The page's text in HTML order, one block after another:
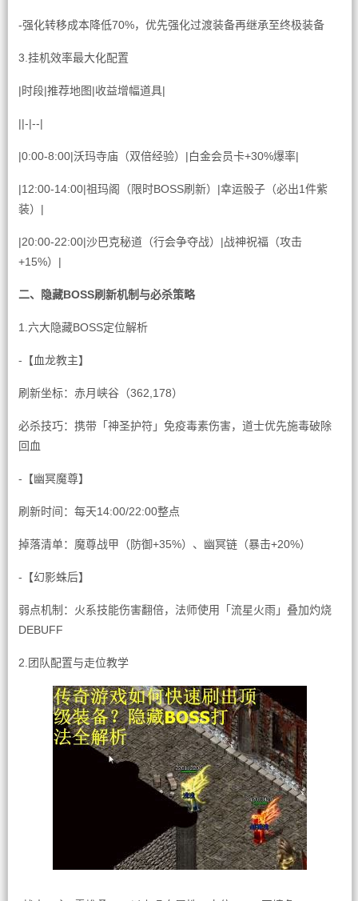
-强化转移成本降低70%，优先强化过渡装备再继承至终极装备
3.挂机效率最大化配置
|时段|推荐地图|收益增幅道具|
||-|--|
|0:00-8:00|沃玛寺庙（双倍经验）|白金会员卡+30%爆率|
|12:00-14:00|祖玛阁（限时BOSS刷新）|幸运骰子（必出1件紫
装）|
|20:00-22:00|沙巴克秘道（行会争夺战）|战神祝福（攻击
+15%）|
二、隐藏BOSS刷新机制与必杀策略
1.六大隐藏BOSS定位解析
-【血龙教主】
刷新坐标：赤月峡谷（362,178）
必杀技巧：携带「神圣护符」免疫毒素伤害，道士优先施毒破除
回血
-【幽冥魔尊】
刷新时间：每天14:00/22:00整点
掉落清单：魔尊战甲（防御+35%）、幽冥链（暴击+20%）
-【幻影蛛后】
弱点机制：火系技能伤害翻倍，法师使用「流星火雨」叠加灼烧
DEBUFF
2.团队配置与走位教学